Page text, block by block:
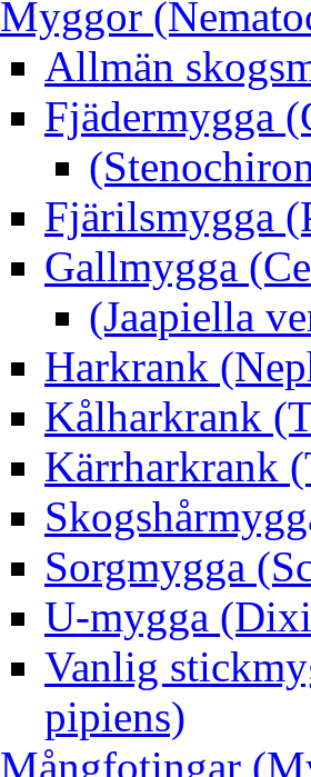
Myggor
Allmän
Fjädermygga
Fjärilsmygga
Gallmygga
(Jaapiella
Harkrank
Kålharkrank
Kärrharkrank
Sorgmygga
U-mygga
Vanlig
pipiens)
Mångfotingar